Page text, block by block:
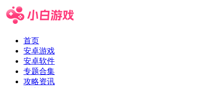
首页
安卓游戏
安卓软件
专题合集
攻略资讯